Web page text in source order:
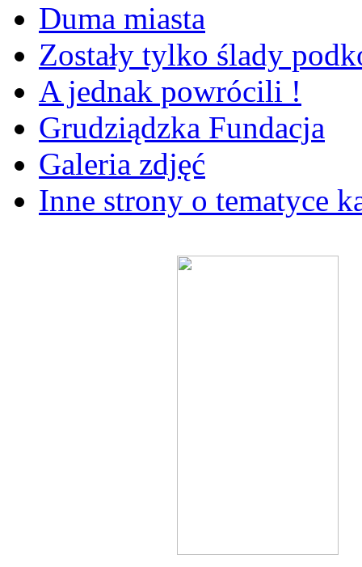
Duma miasta
Zostały tylko ślady
A jednak powrócili !
Grudziądzka Fundacja
Galeria zdjęć
Inne strony o tematyce